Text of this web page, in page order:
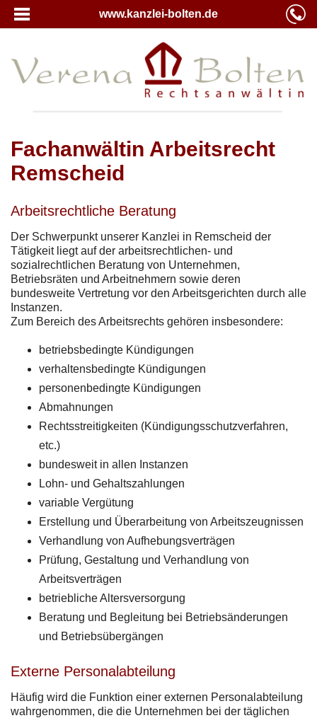
www.kanzlei-bolten.de
Fachanwältin Arbeitsrecht
Remscheid
Arbeitsrechtliche Beratung
Der Schwerpunkt unserer Kanzlei in Remscheid der
Tätigkeit liegt auf der arbeitsrechtlichen- und
sozialrechtlichen Beratung von Unternehmen,
Betriebsräten und Arbeitnehmern sowie deren
bundesweite Vertretung vor den Arbeitsgerichten durch alle
Instanzen.
Zum Bereich des Arbeitsrechts gehören insbesondere:
betriebsbedingte Kündigungen
verhaltensbedingte Kündigungen
personenbedingte Kündigungen
Abmahnungen
Rechtsstreitigkeiten (Kündigungsschutzverfahren,
etc.)
bundesweit in allen Instanzen
Lohn- und Gehaltszahlungen
variable Vergütung
Erstellung und Überarbeitung von Arbeitszeugnissen
Verhandlung von Aufhebungsverträgen
Prüfung, Gestaltung und Verhandlung von
Arbeitsverträgen
betriebliche Altersversorgung
Beratung und Begleitung bei Betriebsänderungen
und Betriebsübergängen
Externe Personalabteilung
Häufig wird die Funktion einer externen Personalabteilung
wahrgenommen, die die Unternehmen bei der täglichen